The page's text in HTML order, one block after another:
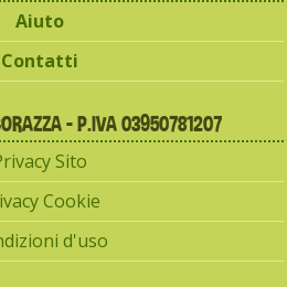
Aiuto
Contatti
- P.IVA 03950781207
Sito
Cookie
d'uso